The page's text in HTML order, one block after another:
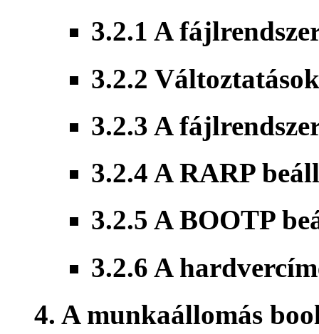
3.2.1 A
3.2.2
3.2.3 A
3.2.4 A RARP
3.2.5 A BOOTP
3.2.6 A
4. A munkaállomás